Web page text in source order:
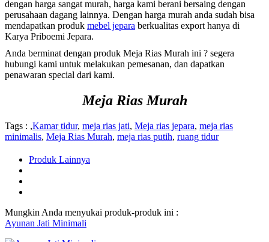
dengan harga sangat murah, harga kami berani bersaing dengan
perusahaan dagang lainnya. Dengan harga murah anda sudah bisa
mendapatkan produk mebel jepara berkualitas export hanya di
Karya Priboemi Jepara.
Anda berminat dengan produk Meja Rias Murah ini ? segera
hubungi kami untuk melakukan pemesanan, dan dapatkan
penawaran special dari kami.
Meja Rias Murah
Tags : ,Kamar tidur, meja rias jati, Meja rias jepara, meja rias
minimalis, Meja Rias Murah, meja rias putih, ruang tidur
Produk Lainnya
Mungkin Anda menyukai produk-produk ini :
Ayunan Jati Minimali